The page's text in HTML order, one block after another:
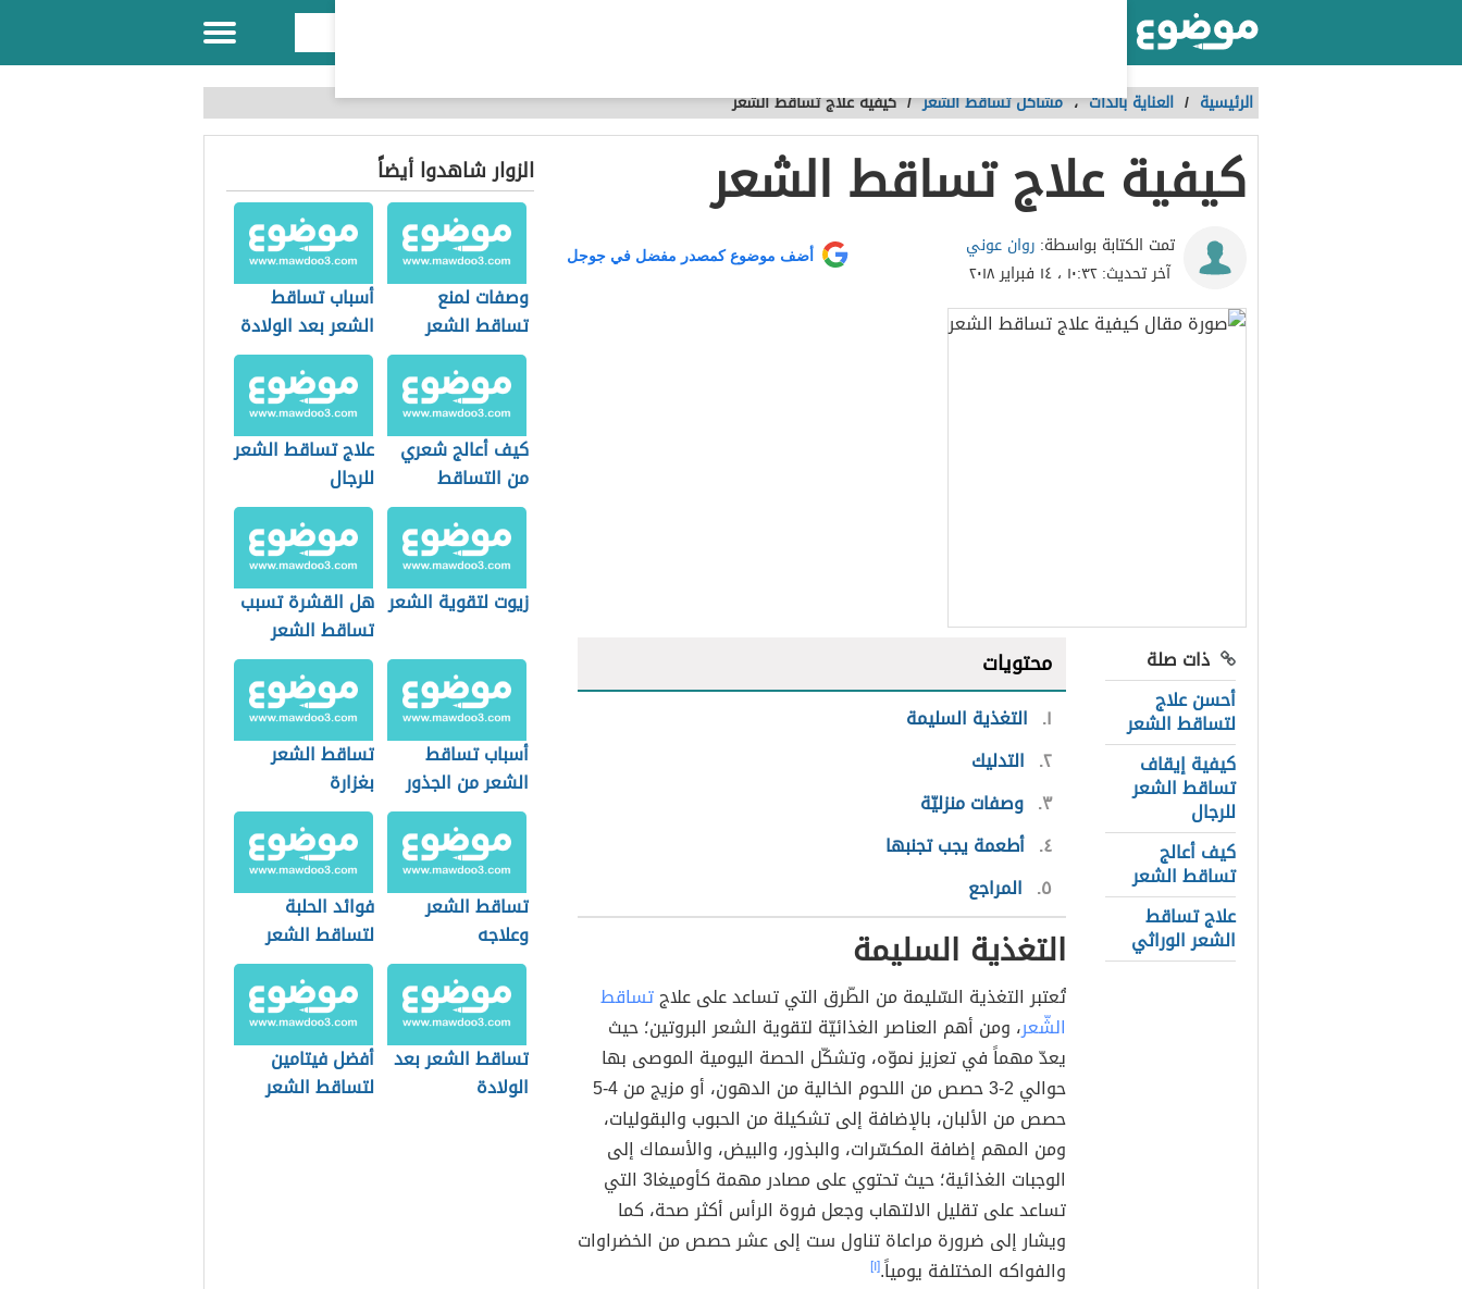
الرئيسية / العناية بالذات،مشاكل تساقط الشعر /كيفية علاج تساقط الشعر
كيفية علاج تساقط الشعر
تمت الكتابة بواسطة: روان عوني
آخر تحديث:١٠:٣٢ ، ١٤ فبراير ٢٠١٨
أضف موضوع كمصدر مفضل في جوجل
ذات صلة
أحسن علاج
لتساقط الشعر
كيفية إيقاف
تساقط الشعر
للرجال
كيف أعالج
تساقط الشعر
علاج تساقط
الشعر الوراثي
محتويات
١ التغذية السليمة
٢ التدليك
٣ وصفات منزليّة
٤ أطعمة يجب تجنبها
٥ المراجع
التغذية السليمة
تُعتبر التغذية السّليمة من الطّرق التي تساعد على علاجتساقط
الشّعر، ومن أهم العناصر الغذائيّة لتقوية الشعر البروتين؛ حيث
يعدّ مهماً في تعزيز نموّه، وتشكّل الحصة اليومية الموصى بها
حوالي 2-3 حصص من اللحوم الخالية من الدهون، أو مزيج من 4-5
حصص من الألبان، بالإضافة إلى تشكيلة من الحبوب والبقوليات،
ومن المهم إضافة المكسّرات، والبذور، والبيض، والأسماك إلى
الوجبات الغذائية؛ حيث تحتوي على مصادر مهمة كأوميغا3 التي
تساعد على تقليل الالتهاب وجعل فروة الرأس أكثر صحة، كما
ويشار إلى ضرورة مراعاة تناول ست إلى عشر حصص من الخضراوات
والفواكه المختلفة يومياً.[١]
الزوار شاهدوا أيضاً
وصفات لمنع
تساقط الشعر
أسباب تساقط
الشعر بعد الولادة
كيف أعالج شعري
من التساقط
علاج تساقط الشعر
للرجال
زيوت لتقوية الشعر هل القشرة تسبب
تساقط الشعر
أسباب تساقط
الشعر من الجذور
تساقط الشعر
بغزارة
تساقط الشعر
وعلاجه
فوائد الحلبة
لتساقط الشعر
تساقط الشعر بعد
الولادة
أفضل فيتامين
لتساقط الشعر